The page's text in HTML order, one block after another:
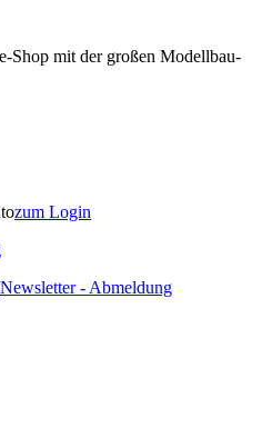
Shop mit der großen Modellbau-
zum Login
Newsletter - Abmeldung